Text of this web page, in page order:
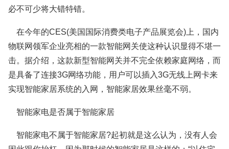
必不可少将大错特错。
在今年的CES(美国国际消费类电子产品展览会)上，国内
物联网领军企业亮相的一款智能网关使这种认识显得不堪一
击。据介绍，这款新型智能网关并不完全依赖家庭网络，而
是具备了连接3G网络功能，用户可以插入3G无线上网卡来
实现智能家居系统的入网，智能家居效果丝毫不弱。
智能家电是否属于智能家居
智能家电不属于智能家居?起初就是这么认为，没有人会